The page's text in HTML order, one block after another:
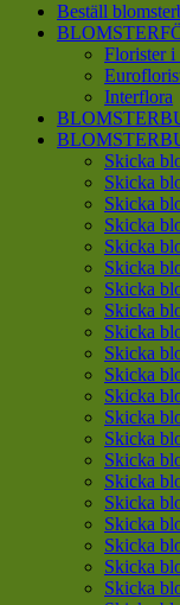
Beställ
Florister i
Interflora
Skicka
Skicka
Skicka
Skicka
Skicka
Skicka
Skicka
Skicka
Skicka
Skicka
Skicka
Skicka
Skicka
Skicka
Skicka
Skicka
Skicka
Skicka
Skicka
Skicka
Skicka